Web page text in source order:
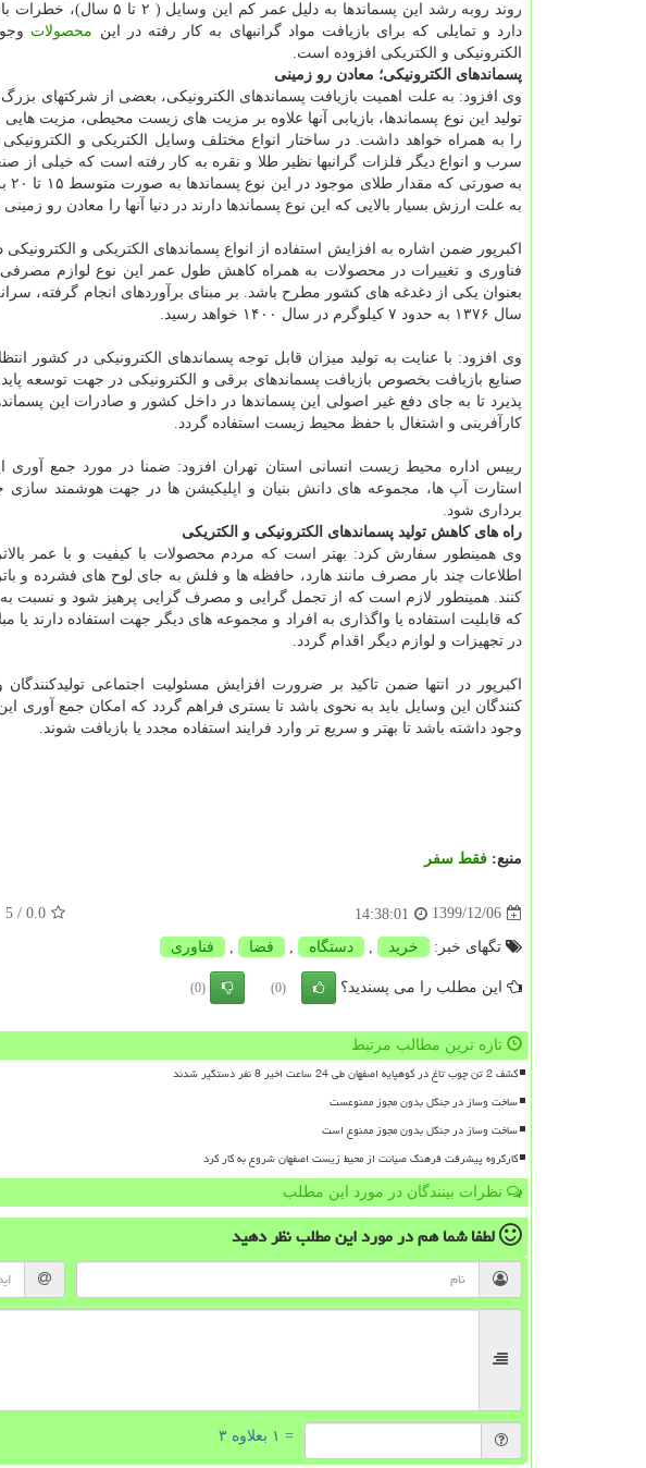
روند روبه رشد این پسماندها
دارد و تمایلی که برای بازیافت مواد گرانبهای به کار رفته در این محصولات
الکترونیکی و الکتریکی افزوده است.
پسماندهای الکترونیکی؛ معادن رو زمینی
وی افزود: به علت اهمیت بازیافت پسماندهای الکترونیکی، بعضی از شرکتهای
تولید این نوع پسماندها، بازیابی آنها علاوه بر مزیت های زیست محیطی، مزیت
را به همراه خواهد داشت. در ساختار انواع مختلف وسایل الکتریکی و الکترونیکی
سرب و انواع دیگر فلزات گرانبها نظیر طلا و نقره به کار رفته است که خیلی از
به علت ارزش بسیار بالایی که این نوع پسماندها دارند در دنیا آنها را معادن رو
اکبرپور ضمن اشاره به افزایش استفاده از انواع پسماندهای الکتریکی و
فناوری و تغییرات در محصولات به همراه کاهش طول عمر این نوع لوازم
سال ۱۳۷۶ به حدود ۷ کیلوگرم در سال ۱۴۰۰ خواهد رسید.
وی افزود: با عنایت به تولید میزان قابل توجه پسماندهای الکترونیکی در کشور
صنایع بازیافت بخصوص بازیافت پسماندهای برقی و الکترونیکی در جهت توسعه
پذیرد تا به جای دفع غیر اصولی این پسماندها در داخل کشور و صادرات این
کارآفرینی و اشتغال با حفظ محیط زیست استفاده گردد.
رییس اداره محیط زیست انسانی استان تهران افزود: ضمنا در مورد جمع آوری
استارت آپ ها، مجموعه های دانش بنیان و اپلیکیشن ها در جهت هوشمند سازی
برداری شود.
راه های کاهش تولید پسماندهای الکترونیکی و الکتریکی
وی همینطور سفارش کرد: بهتر است که مردم محصولات با کیفیت و با عمر بالاتر
اطلاعات چند بار مصرف مانند هارد، حافظه ها و فلش به جای لوح های فشرده و
کنند. همینطور لازم است که از تجمل گرایی و مصرف گرایی پرهیز شود و نسبت به
که قابلیت استفاده یا واگذاری به افراد و مجموعه های دیگر جهت استفاده دارند یا
در تجهیزات و لوازم دیگر اقدام گردد.
اکبرپور در انتها ضمن تاکید بر ضرورت افزایش مسئولیت اجتماعی
کنندگان این وسایل باید به نحوی باشد تا بستری فراهم گردد که امکان جمع آوری
وجود داشته باشد تا بهتر و سریع تر وارد فرایند استفاده مجدد یا بازیافت شوند.
منبع: فقط سفر
1399/12/06
14:38:01
0.0
/ 5
تگهای خبر: خرید دستگاه فضا فناوری
این مطلب را می پسندید؟ (0)
(0)
تازه ترین مطالب مرتبط
کشف 2 تن چوب تاغ در کوهپایه اصفهان طی 24 ساعت اخیر 8 نفر دستگیر شدند
ساخت وساز در جنگل بدون مجوز ممنوعست
ساخت وساز در جنگل بدون مجوز ممنوع است
کارگروه پیشرفت فرهنگ صیانت از محیط زیست اصفهان شروع به کار کرد
نظرات بینندگان در مورد این مطلب
لطفا شما همدر مورد این مطلبنظر دهید
= ۱ بعلاوه ۳